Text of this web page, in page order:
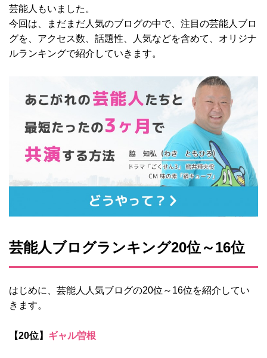
芸能人もいました。
今回は、まだまだ人気のブログの中で、注目の芸能人ブロ
グを、アクセス数、話題性、人気などを含めて、オリジナ
ルランキングで紹介していきます。
芸能人ブログランキング20位～16位
はじめに、芸能人人気ブログの20位～16位を紹介してい
きます。
【20位】 ギャル曽根